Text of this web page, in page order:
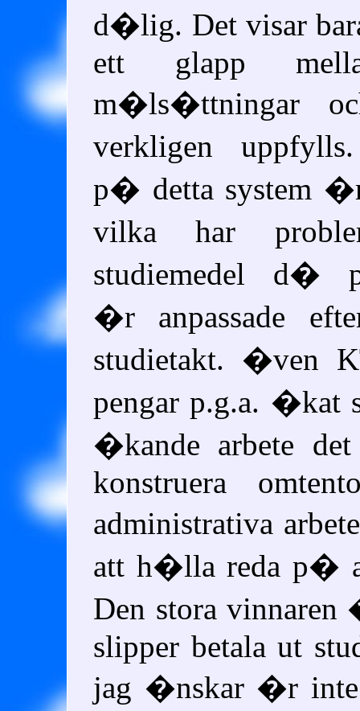
d�lig. Det visar
ett glapp
m�ls�ttningar
verkligen
p� detta system �r
vilka har
studiemedel d�
�r anpassade
studietakt. �ven
pengar p.g.a. �kat
�kande arbete
konstruera
administrativa
att h�lla reda p�
Den stora vinnaren
slipper betala ut
jag �nskar �r inte